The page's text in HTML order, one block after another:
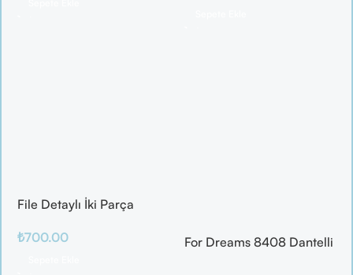
File Detaylı İki Parça
₺700.00
For Dreams 8408 Dantelli